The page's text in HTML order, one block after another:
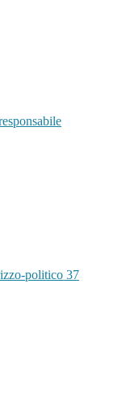
politico 37